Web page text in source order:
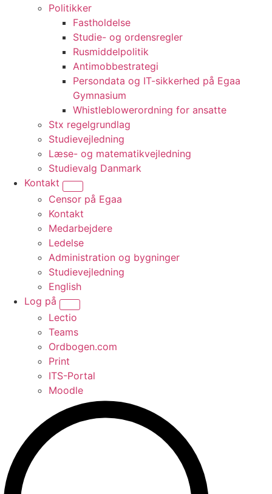
Politikker
Fastholdelse
Studie- og ordensregler
Rusmiddelpolitik
Antimobbestrategi
Persondata og IT-sikkerhed på Egaa
Gymnasium
Whistle­blowerordning for ansatte
Stx regelgrundlag
Studievejledning
Læse- og matematikvejledning
Studievalg Danmark
Kontakt
Vis undermenu for “Kontakt”
Censor på Egaa
Kontakt
Medarbejdere
Ledelse
Administration og bygninger
Studievejledning
English
Log på
Vis undermenu for “Log på”
Lectio
Teams
Ordbogen.com
Print
ITS-Portal
Moodle